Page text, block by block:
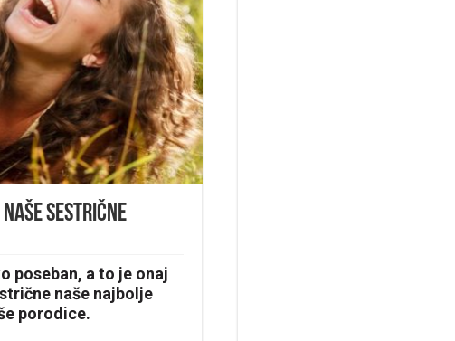
naše sestrične
poseban, a to je onaj
naše najbolje
porodice.